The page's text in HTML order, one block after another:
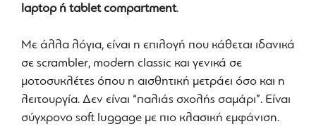
laptop ή tablet compartment.
Με άλλα λόγια, είναι η επιλογή που κάθεται ιδανικά
σε scrambler, modern classic και γενικά σε
μοτοσυκλέτες όπου η αισθητική μετράει όσο και η
λειτουργία. Δεν είναι “παλιάς σχολής σαμάρι”. Είναι
σύγχρονο soft luggage με πιο κλασική εμφάνιση.